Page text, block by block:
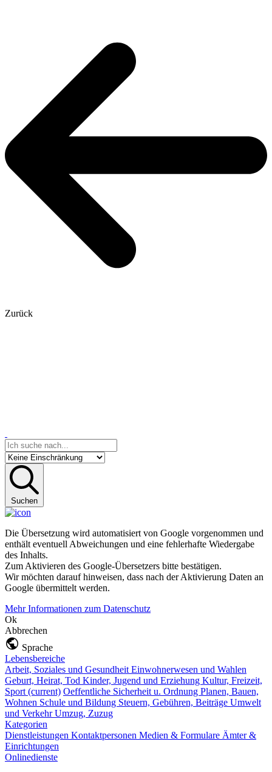
Zurück
Suchen
Die Übersetzung wird automatisiert von Google vorgenommen und
enthält eventuell Abweichungen und eine fehlerhafte Wiedergabe
des Inhalts.
Zum Aktivieren des Google-Übersetzers bitte bestätigen.
Wir möchten darauf hinweisen, dass nach der Aktivierung Daten an
Google übermittelt werden.
Mehr Informationen zum Datenschutz
Ok
Abbrechen
Sprache
Lebensbereiche
Arbeit, Soziales und Gesundheit Einwohnerwesen und Wahlen
Geburt, Heirat, Tod Kinder, Jugend und Erziehung Kultur, Freizeit,
Sport (current) Oeffentliche Sicherheit u. Ordnung Planen, Bauen,
Wohnen Schule und Bildung Steuern, Gebühren, Beiträge Umwelt
und VerkehrUmzug, Zuzug
Kategorien
Dienstleistungen Kontaktpersonen Medien & Formulare Ämter &
Einrichtungen
Onlinedienste